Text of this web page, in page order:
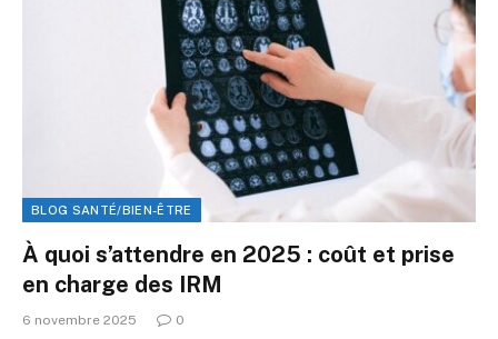
BLOG SANTÉ/BIEN-ÊTRE
À quoi s’attendre en 2025 : coût et prise
en charge des IRM
6 novembre 2025 0